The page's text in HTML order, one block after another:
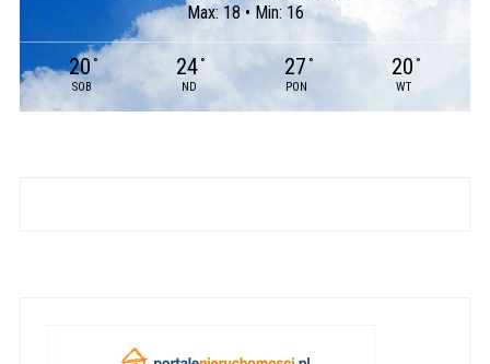
Max: 18 • Min: 16
20 °
SOB
24 °
ND
27 °
PON
20 °
WT